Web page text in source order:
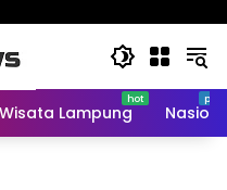
Wisata Lampung